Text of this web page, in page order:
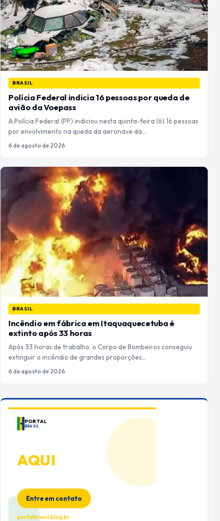
BRASIL
Polícia Federal indicia 16 pessoas por queda de
avião da Voepass
A Polícia Federal (PF) indiciou nesta quinta-feira (6) 16 pessoas
por envolvimento na queda da aeronave da…
6 de agosto de 2026
BRASIL
Incêndio em fábrica em Itaquaquecetuba é
extinto após 33 horas
Após 33 horas de trabalho, o Corpo de Bombeiros conseguiu
extinguir o incêndio de grandes proporções…
6 de agosto de 2026
PORTAL
BRASIL
AQUI
Entre em contato
portalbrasil.blog.br